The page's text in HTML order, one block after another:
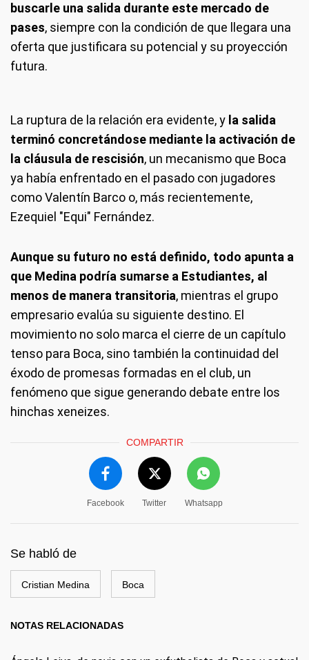
buscarle una salida durante este mercado de
pases, siempre con la condición de que llegara una
oferta que justificara su potencial y su proyección
futura.
La ruptura de la relación era evidente, y la salida
terminó concretándose mediante la activación de
la cláusula de rescisión, un mecanismo que Boca
ya había enfrentado en el pasado con jugadores
como Valentín Barco o, más recientemente,
Ezequiel "Equi" Fernández.
Aunque su futuro no está definido, todo apunta a
que Medina podría sumarse a Estudiantes, al
menos de manera transitoria, mientras el grupo
empresario evalúa su siguiente destino. El
movimiento no solo marca el cierre de un capítulo
tenso para Boca, sino también la continuidad del
éxodo de promesas formadas en el club, un
fenómeno que sigue generando debate entre los
hinchas xeneizes.
COMPARTIR
Facebook Twitter Whatsapp
Se habló de
Cristian Medina Boca
NOTAS RELACIONADAS